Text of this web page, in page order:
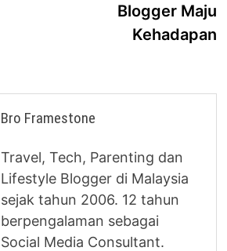
Blogger Maju
Kehadapan
Bro Framestone
Travel, Tech, Parenting dan
Lifestyle Blogger di Malaysia
sejak tahun 2006. 12 tahun
berpengalaman sebagai
Social Media Consultant.